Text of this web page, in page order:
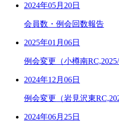
2024年05月20日
会員数・例会回数報告
2025年01月06日
例会変更（小樽南RC,2025/
2024年12月06日
例会変更（岩見沢東
2024年06月25日